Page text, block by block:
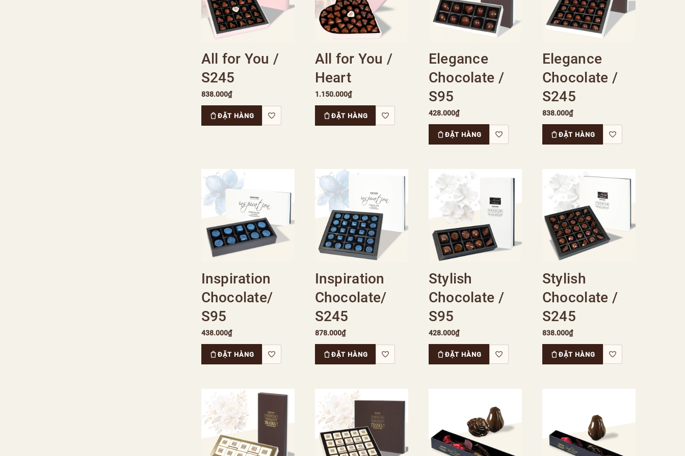
All for You /
S245
838.000₫
ĐẶT HÀNG
All for You /
Heart
1.150.000₫
ĐẶT HÀNG
Elegance
Chocolate /
S95
428.000₫
ĐẶT HÀNG
Elegance
Chocolate /
S245
838.000₫
ĐẶT HÀNG
Inspiration
Chocolate/
S95
438.000₫
ĐẶT HÀNG
Inspiration
Chocolate/
S245
878.000₫
ĐẶT HÀNG
Stylish
Chocolate /
S95
428.000₫
ĐẶT HÀNG
Stylish
Chocolate /
S245
838.000₫
ĐẶT HÀNG